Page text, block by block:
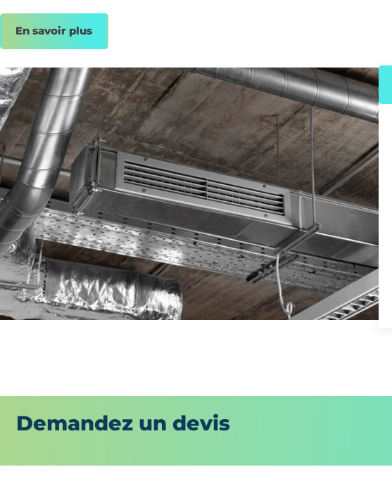
En savoir plus
Demandez un devis